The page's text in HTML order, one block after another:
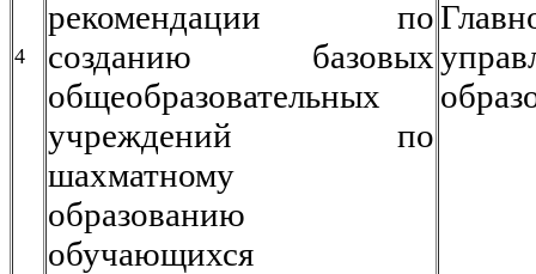
4
рекомендации по
созданию базовых
общеобразовательных
учреждений по
шахматному
образованию
обучающихся